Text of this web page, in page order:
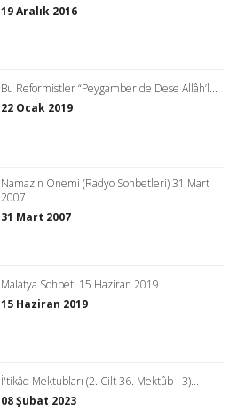
19 Aralık 2016
Bu Reformistler “Peygamber de Dese Allâh’l...
22 Ocak 2019
Namazın Önemi (Radyo Sohbetleri) 31 Mart
2007
31 Mart 2007
Malatya Sohbeti 15 Haziran 2019
15 Haziran 2019
İ'tikâd Mektubları (2. Cilt 36. Mektûb - 3)...
08 Şubat 2023